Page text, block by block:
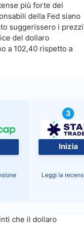
più forte del
della Fed siano
suggerissero i prezzi
del dollaro
a 102,40 rispetto a
3
Inizia
Leggi la
che il dollaro